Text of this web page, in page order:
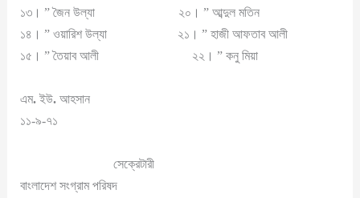
১৩। ” জৈন উল্যা ২০। ” আব্দুল মতিন
১৪। ” ওয়ারিশ উল্যা ২১। ” হাজী আফতাব আলী
১৫। ” তৈয়াব আলী ২২। ” কনু মিয়া
এম.ইউ. আহসান
১১-৯-৭১
সেক্রেটারী
বাংলাদেশ সংগ্রাম পরিষদ